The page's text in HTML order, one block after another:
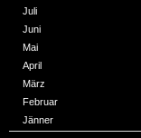
Juli
Juni
Mai
April
März
Februar
Jänner